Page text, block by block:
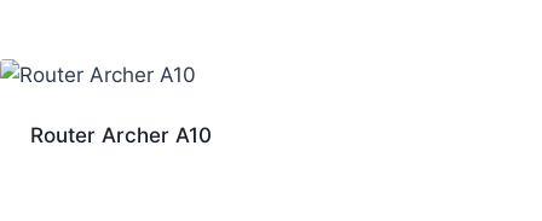
Router Archer A10